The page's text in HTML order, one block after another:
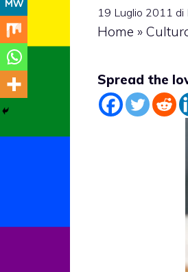
19 Luglio 2011 di
Home »
Spread the